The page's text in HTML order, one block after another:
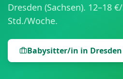
Dresden (Sachsen). 12–18
Std./Woche.
Babysitter/in in Dresden